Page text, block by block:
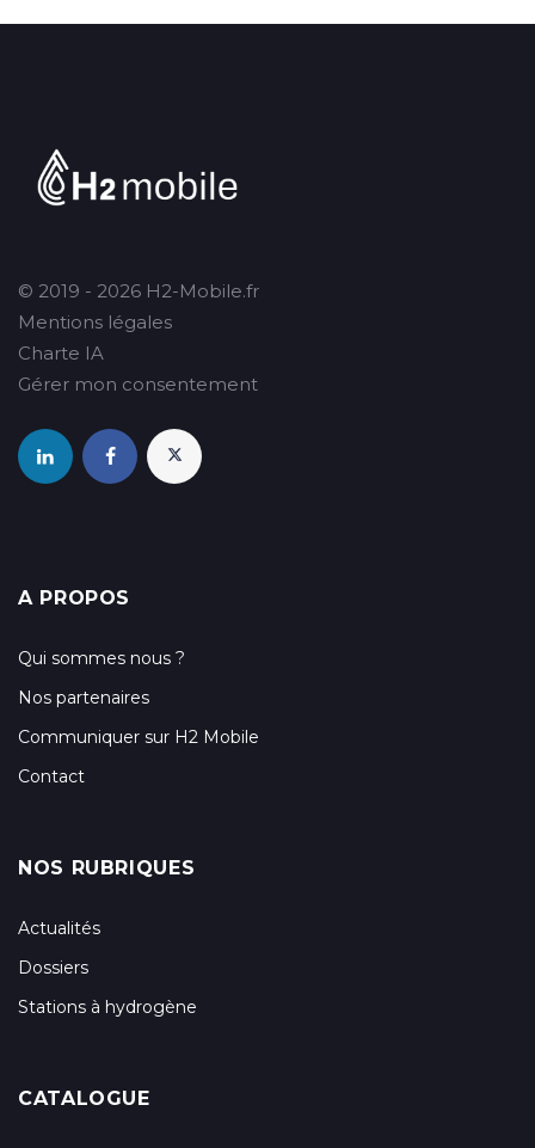
© 2019 - 2026 H2-Mobile.fr
Mentions légales
Charte IA
Gérer mon consentement
A PROPOS
Qui sommes nous ?
Nos partenaires
Communiquer sur H2 Mobile
Contact
NOS RUBRIQUES
Actualités
Dossiers
Stations à hydrogène
CATALOGUE